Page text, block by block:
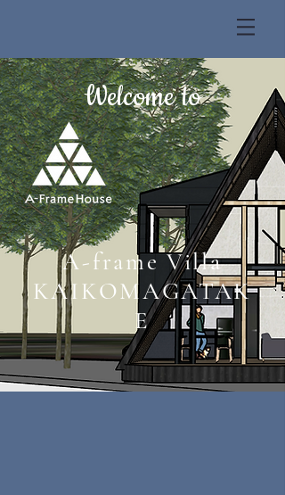
Welcome to
A-frame Villa
KAIKOMAGATAK
E